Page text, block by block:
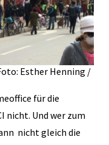
Esther Henning /
für die
nicht. Und wer zum
nicht gleich die